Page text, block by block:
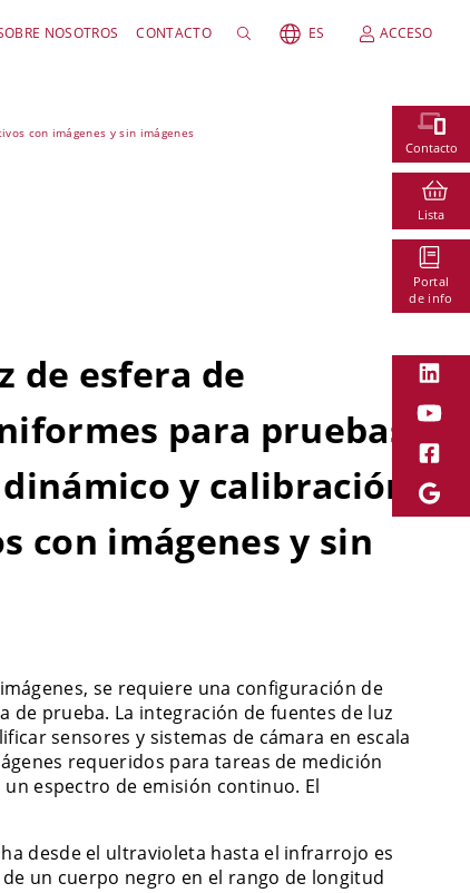
Contacto
Lista
Portal
de info
NOSOTROS CONTACTO ES ACCESO
con imágenes y sin imágenes
de esfera de
para pruebas
y calibración
con imágenes y sin
se requiere una configuración de
prueba. La integración de fuentes de luz
sensores y sistemas de cámara en escala
requeridos para tareas de medición
espectro de emisión continuo. El
desde el ultravioleta hasta el infrarrojo es
un cuerpo negro en el rango de longitud